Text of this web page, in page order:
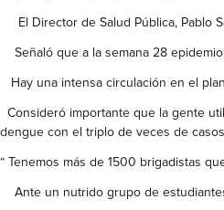
El Director de Salud Pública, Pablo
Señaló que a la semana 28
Hay una intensa circulación en el
Consideró importante que la gente
dengue con el triplo de veces de
“ Tenemos más de 1500 brigadistas
Ante un nutrido grupo de